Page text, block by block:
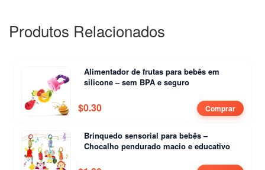
Produtos Relacionados
Alimentador de frutas para bebês em
silicone – sem BPA e seguro
$0.30 Comprar
Brinquedo sensorial para bebês –
Chocalho pendurado macio e educativo